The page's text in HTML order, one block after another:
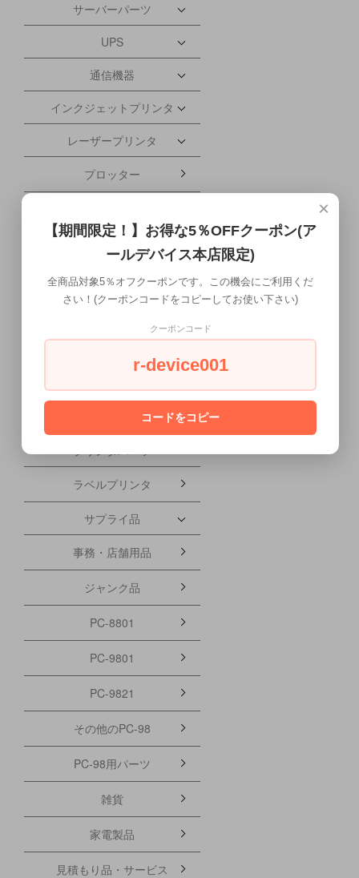
サーバーパーツ
UPS
通信機器
インクジェットプリンタ
レーザープリンタ
プロッター
複合機
丁合機
シュレッダー
ラベルプリンタ
サプライ品
事務・店舗用品
ジャンク品
PC-8801
PC-9801
PC-9821
その他のPC-98
PC-98用パーツ
雑貨
家電製品
見積もり品・サービス
×
【期間限定！】お得な5％OFFクーポン(ア
ールデバイス本店限定)
全商品対象5％オフクーポンです。この機会にご利用くだ
さい！(クーポンコードをコピーしてお使い下さい)
クーポンコード
r-device001
コードをコピー